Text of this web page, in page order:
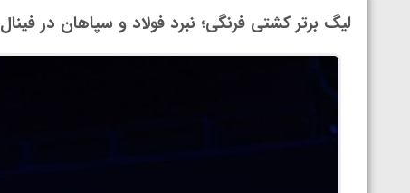
لیگ برتر کشتی فرنگی؛ نبرد فولاد و سپاهان در فینال